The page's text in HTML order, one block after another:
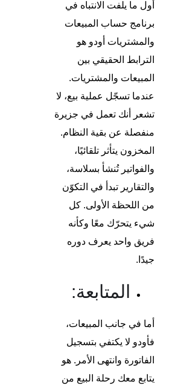
أول ما يلفت الانتباه في
برنامج حساب المبيعات
والمشتريات أودو هو
الترابط الحقيقي بين
المبيعات والمشتريات.
عندما تسجّل عملية بيع، لا
تشعر أنك تعمل في جزيرة
منفصلة عن بقية النظام.
المخزون يتأثر تلقائيًا،
والفواتير تُنشأ بسلاسة،
والتقارير تبدأ في التكوّن
من اللحظة الأولى. كل
شيء يتحرّك معًا وكأنه
فريق واحد يعرف دوره
جيدًا.
المتابعة:
أما في جانب المبيعات،
فأودو لا يكتفي بتسجيل
الفاتورة وانتهى الأمر. هو
يتابع معك رحلة البيع من